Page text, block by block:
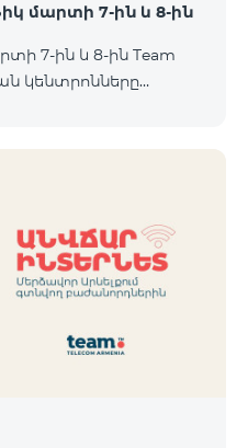
մարտի 7-ին և 8-ին
7-ին և 8-ին Team
կենտրոնները
Արմենիա" ԲԲԸ
18:00 10:00-19:00
փողոց 26/26 09:00-